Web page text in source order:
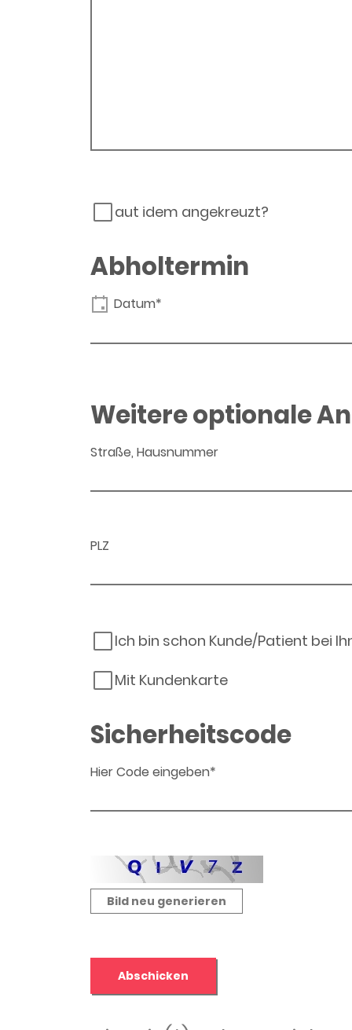
aut idem angekreuzt?
Abholtermin
Datum*
Weitere optionale
Straße, Hausnummer
PLZ
Ich bin schon Kunde/Patient bei
Mit Kundenkarte
Sicherheitscode
Hier Code eingeben*